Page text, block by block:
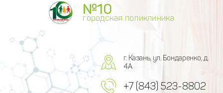
№10
городская поликлиника
г. Казань, ул. Бондаренко, д.
4А
+7 (843) 523-8802